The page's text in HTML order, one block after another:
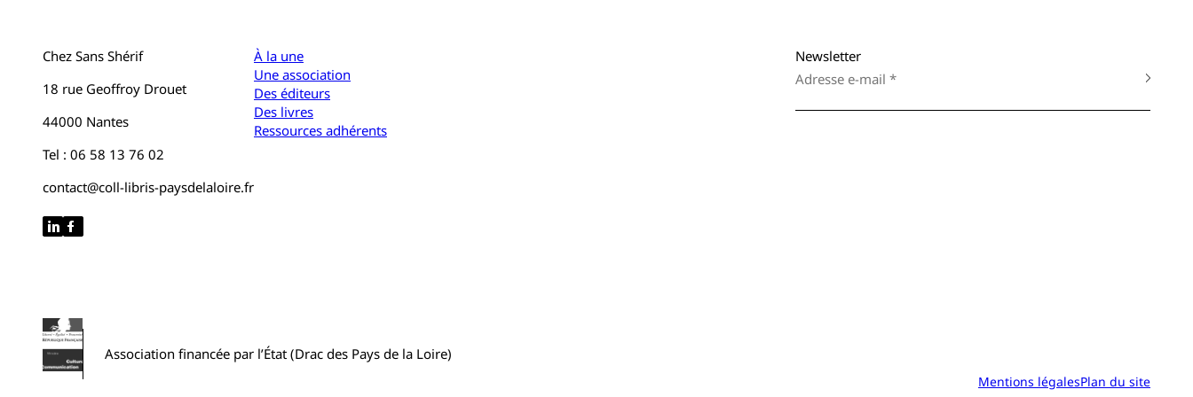
Chez Sans Shérif
18 rue Geoffroy Drouet
44000 Nantes
Tel : 06 58 13 76 02
contact@coll-libris-paysdelaloire.fr
À la une
Une association
Des éditeurs
Des livres
Ressources adhérents
Newsletter
Association financée par l’État (Drac des Pays de la Loire)
Mentions légalesPlan du site